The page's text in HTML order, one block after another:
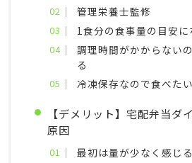
管理栄養士監修
1食分の食事量の目安に
調理時間がかからない
る
冷凍保存なので食べた
【デメリット】宅配弁当ダ
原因
最初は量が少なく感じる